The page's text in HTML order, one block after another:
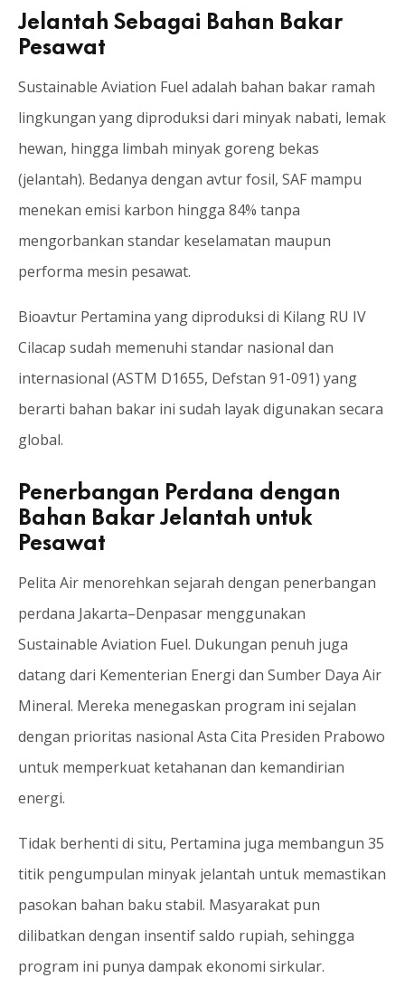
Jelantah Sebagai Bahan Bakar
Pesawat
Sustainable Aviation Fuel adalah bahan bakar ramah
lingkungan yang diproduksi dari minyak nabati, lemak
hewan, hingga limbah minyak goreng bekas
(jelantah). Bedanya dengan avtur fosil, SAF mampu
menekan emisi karbon hingga 84% tanpa
mengorbankan standar keselamatan maupun
performa mesin pesawat.
Bioavtur Pertamina yang diproduksi di Kilang RU IV
Cilacap sudah memenuhi standar nasional dan
internasional (ASTM D1655, Defstan 91-091) yang
berarti bahan bakar ini sudah layak digunakan secara
global.
Penerbangan Perdana dengan
Bahan Bakar Jelantah untuk
Pesawat
Pelita Air menorehkan sejarah dengan penerbangan
perdana Jakarta–Denpasar menggunakan
Sustainable Aviation Fuel. Dukungan penuh juga
datang dari Kementerian Energi dan Sumber Daya Air
Mineral. Mereka menegaskan program ini sejalan
dengan prioritas nasional Asta Cita Presiden Prabowo
untuk memperkuat ketahanan dan kemandirian
energi.
Tidak berhenti di situ, Pertamina juga membangun 35
titik pengumpulan minyak jelantah untuk memastikan
pasokan bahan baku stabil. Masyarakat pun
dilibatkan dengan insentif saldo rupiah, sehingga
program ini punya dampak ekonomi sirkular.